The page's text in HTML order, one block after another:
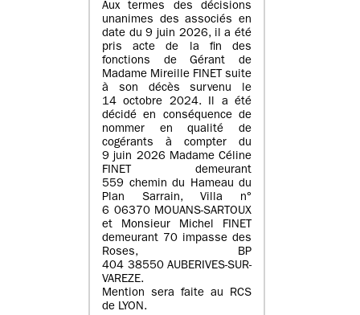
Aux termes des décisions
unanimes des associés en
date du 9 juin 2026, il a été
pris acte de la fin des
fonctions de Gérant de
Madame Mireille FINET suite
à son décès survenu le
14 octobre 2024. Il a été
décidé en conséquence de
nommer en qualité de
cogérants à compter du
9 juin 2026 Madame Céline
FINET demeurant
559 chemin du Hameau du
Plan Sarrain, Villa n°
6 06370 MOUANS-SARTOUX
et Monsieur Michel FINET
demeurant 70 impasse des
Roses, BP
404 38550 AUBERIVES-SUR-
VAREZE.
Mention sera faite au RCS
de LYON.